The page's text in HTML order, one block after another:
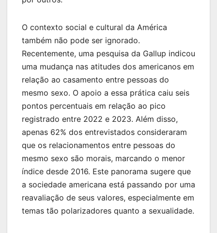
O contexto social e cultural da América
também não pode ser ignorado.
Recentemente, uma pesquisa da Gallup indicou
uma mudança nas atitudes dos americanos em
relação ao casamento entre pessoas do
mesmo sexo. O apoio a essa prática caiu seis
pontos percentuais em relação ao pico
registrado entre 2022 e 2023. Além disso,
apenas 62% dos entrevistados consideraram
que os relacionamentos entre pessoas do
mesmo sexo são morais, marcando o menor
índice desde 2016. Este panorama sugere que
a sociedade americana está passando por uma
reavaliação de seus valores, especialmente em
temas tão polarizadores quanto a sexualidade.